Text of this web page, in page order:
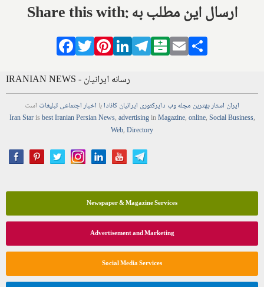
Share this with: ارسال این مطلب به
Facebook
TwitterPinterestLinkedIn
Telegram
Balatarin
Email
IRANIAN NEWS - رسانه ایرانیان
ایران استاربهترین مجلهوب دایرکتوری ایرانیان کانادابا اخباراجتماعیتبلیغات است
Iran Starisbest Iranian PersianNews,advertisinginMagazine,online,Social Business,
Web,Directory
Newspaper & Magazine Services
Advertisement and Marketing
Social Media Services